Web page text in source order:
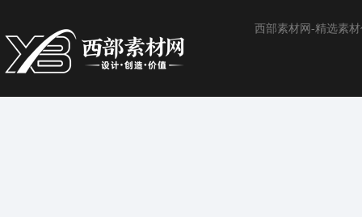
西部素材网-精选素